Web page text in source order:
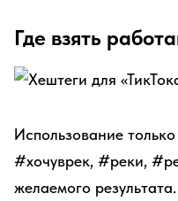
Где взять
Использование
#хочуврек, #реки,
желаемого